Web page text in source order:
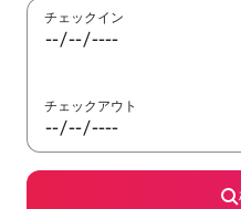
チェックイン
チェックアウト